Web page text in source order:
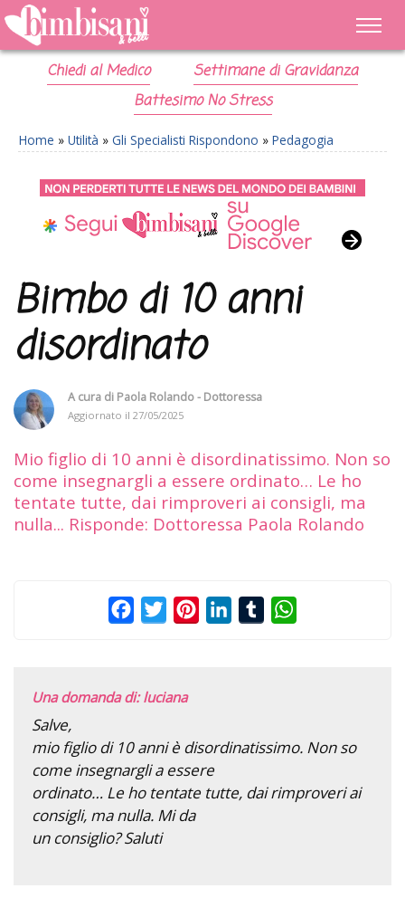
Chiedi al Medico
Settimane di Gravidanza
Battesimo No Stress
Home » Utilità » Gli Specialisti Rispondono » Pedagogia
Bimbo di 10 anni
disordinato
A cura di Paola Rolando - Dottoressa
Aggiornato il 27/05/2025
Mio figlio di 10 anni è disordinatissimo. Non so
come insegnargli a essere ordinato… Le ho
tentate tutte, dai rimproveri ai consigli, ma
nulla... Risponde: Dottoressa Paola Rolando
FacebookTwitterPinterestLinkedInTumblr
Una domanda di: luciana
Salve,
mio figlio di 10 anni è disordinatissimo. Non so
come insegnargli a essere
ordinato… Le ho tentate tutte, dai rimproveri ai
consigli, ma nulla. Mi da
un consiglio? Saluti